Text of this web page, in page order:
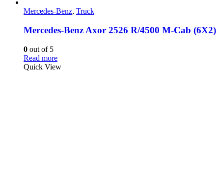
Mercedes-Benz, Truck
Mercedes-Benz Axor 2526 R/4500 M-Cab (6X2)
0 out of 5
Read more
Quick View